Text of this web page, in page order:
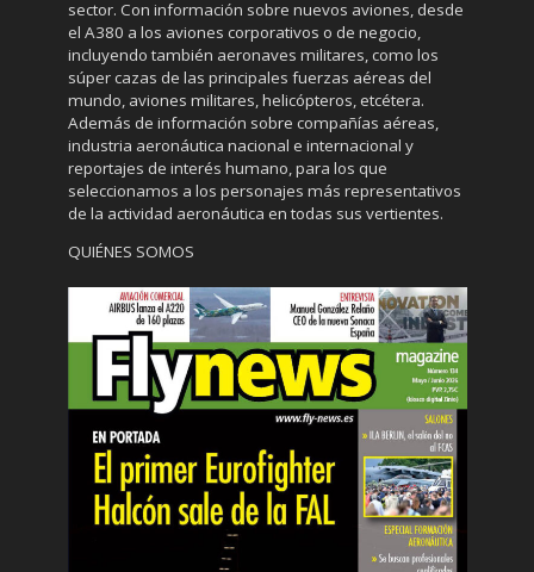
sector. Con información sobre nuevos aviones, desde
el A380 a los aviones corporativos o de negocio,
incluyendo también aeronaves militares, como los
súper cazas de las principales fuerzas aéreas del
mundo, aviones militares, helicópteros, etcétera.
Además de información sobre compañías aéreas,
industria aeronáutica nacional e internacional y
reportajes de interés humano, para los que
seleccionamos a los personajes más representativos
de la actividad aeronáutica en todas sus vertientes.
QUIÉNES SOMOS